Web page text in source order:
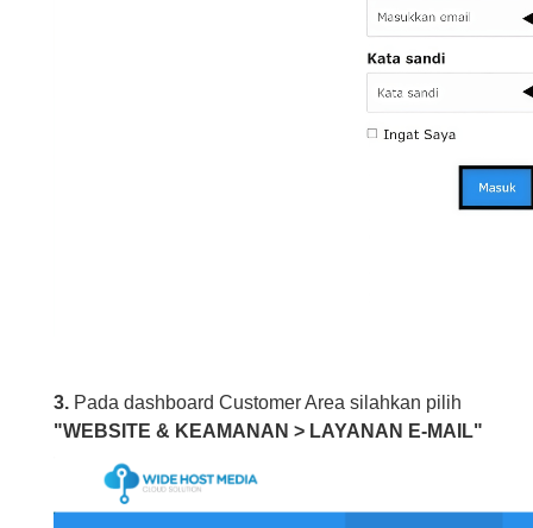
3. Pada dashboard Customer Area silahkan pilih
"WEBSITE & KEAMANAN > LAYANAN E-MAIL"